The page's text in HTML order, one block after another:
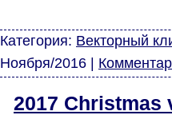
Категория: Векторный
Ноября/2016
2017 Christmas